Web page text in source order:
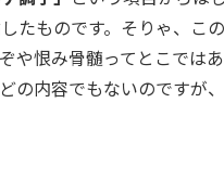
たものです。そりゃ、こ
や恨み骨髄ってとこでは
の内容でもないのですが